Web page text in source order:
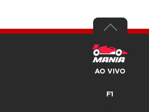
AO VIVO
F1